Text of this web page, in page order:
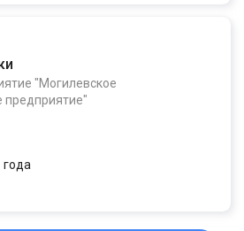
"Могилевское
предприятие"